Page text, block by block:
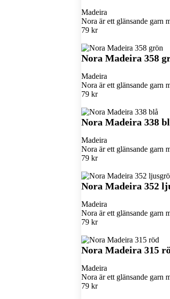
Madeira
Nora är ett glänsande garn
79 kr
Nora Madeira 358
Madeira
Nora är ett glänsande garn
79 kr
Nora Madeira 338
Madeira
Nora är ett glänsande garn
79 kr
Nora Madeira 352
Madeira
Nora är ett glänsande garn
79 kr
Nora Madeira 315
Madeira
Nora är ett glänsande garn
79 kr